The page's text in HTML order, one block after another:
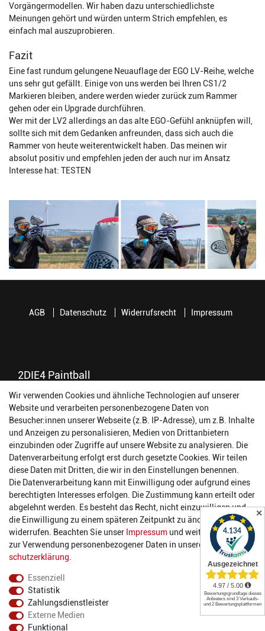
Vorgängermodellen. Wir haben dazu unterschiedlichste
Meinungen gehört und würden unterm Strich empfehlen, es
einfach mal auszuprobieren.
Fazit
Eine fast rundum gelungene Neuauflage der EGO LV-Reihe, welche
uns sehr gut gefällt. Einige von uns werden bei Ihren CS1/2
Markieren bleiben, andere werden wieder zurück zum Rammer
gehen oder ein Upgrade durchführen.
Wer mit der LV2 allerdings an das alte EGO-Gefühl anknüpfen will,
sollte sich mit dem Gedanken anfreunden, dass sich auch die
Rammer von heute weiterentwickelt haben. Das meinen wir
absolut positiv und empfehlen jeden der auch nur im Ansatz
Interesse hat: TESTEN
2DIE4 Paintball
56457 Westerburg
Reinhold-Ferger-Straße 26
order@2die4-sports.com
0 26 63/ 9 68 69 37
Öffnungszeiten
14:00 - 17:00 Uhr
Dienstag:
14:00 - 17:00 Uhr
Mittwoch:
14:00 - 17:00 Uhr
Donnerstag:
14:00 - 17:00 Uhr
14:00 - 19:00 Uhr
10:00 - 17:00 Uhr
AGB Datenschutz Widerrufsrecht Impressum
Wir verwenden Cookies und ähnliche Technologien auf unserer
Website und verarbeiten personenbezogene Daten von
Besucher:innen unserer Webseite (z.B. IP-Adresse), um z.B. Inhalte
und Anzeigen zu personalisieren, Medien von Drittanbietern
einzubinden oder Zugriffe auf unsere Website zu analysieren. Die
Datenverarbeitung erfolgt erst durch gesetzte Cookies. Wir teilen
diese Daten mit Dritten, die wir in den Einstellungen benennen.
Die Datenverarbeitung kann mit Einwilligung oder aufgrund eines
berechtigten Interesses erfolgen. Die Zustimmung kann erteilt oder
abgelehnt werden. Es besteht das Recht, nicht einzuwilligen und
die Einwilligung zu einem späteren Zeitpunkt zu ändern oder zu
widerrufen. Beachten Sie unser Impressum und weitere Hinweise
zur Verwendung personenbezogener Daten in unserer
Daten­
schutz­erklärung
Essenziell
Statistik
Zahlungsdienstleister
Externe Medien
Funktional
✕